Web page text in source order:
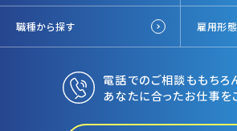
職種から探す 雇用形
電話でのご相談ももちろ
あなたに合ったお仕事を